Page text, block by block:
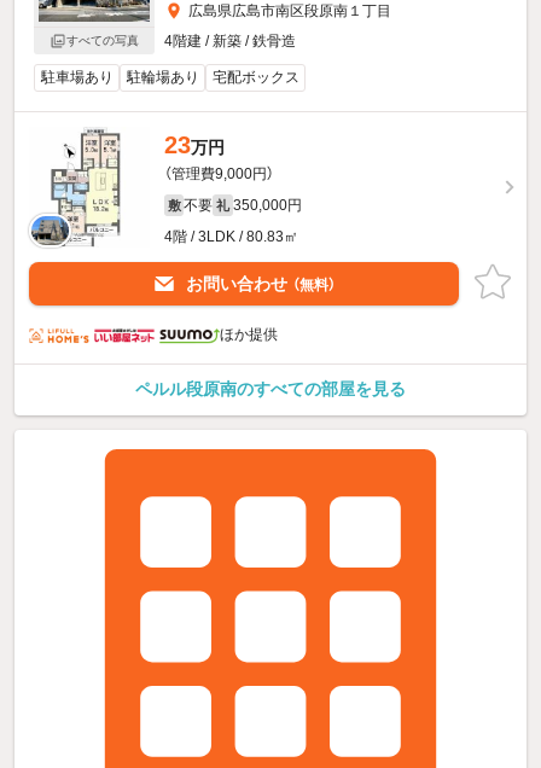
すべての写真
広島県広島市南区段原南１丁目
4階建 / 新築 / 鉄骨造
駐車場あり 駐輪場あり 宅配ボックス
23万円
（管理費9,000円）
敷 不要 礼 350,000円
4階 / 3LDK / 80.83㎡
お問い合わせ （無料）
ほか提供
ペルル段原南のすべての部屋を見る